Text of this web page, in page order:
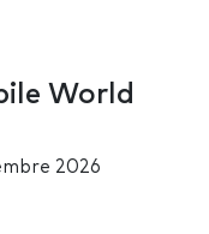
World
2026